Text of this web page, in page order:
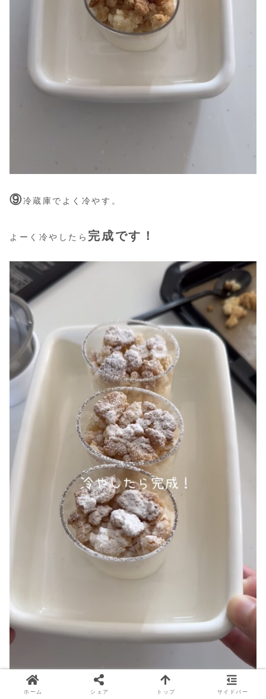
⑨冷蔵庫でよく冷やす。
よーく冷やしたら 完成です！
ホーム シェア トップ サイドバー